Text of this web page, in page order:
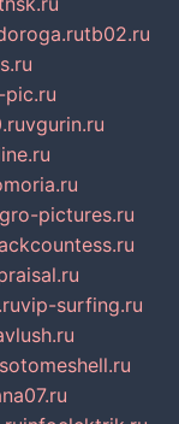
tb02.ru
vgurin.ru
pictures.ru
vip-surfing.ru